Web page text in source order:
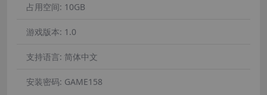
占用空间: 10GB
游戏版本: 1.0
支持语言: 简体中文
安装密码: GAME158